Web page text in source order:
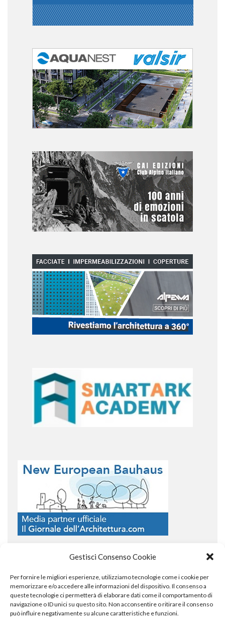
Gestisci Consenso Cookie
Per fornire le migliori esperienze, utilizziamo tecnologie come i cookie per
memorizzare e/o accedere alle informazioni del dispositivo. Il consenso a
queste tecnologie ci permetterà di elaborare dati come il comportamento di
navigazione o ID unici su questo sito. Non acconsentire o ritirare il consenso
può influire negativamente su alcune caratteristiche e funzioni.
COPYRIGHT
© TheArchitecturalPost 2024